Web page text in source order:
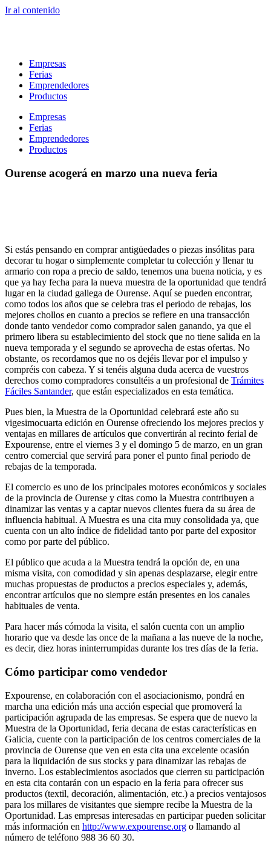
Ir al contenido
Empresas
Ferias
Emprendedores
Productos
Empresas
Ferias
Emprendedores
Productos
Ourense acogerá en marzo una nueva feria
Si estás pensando en comprar antigüedades o piezas insólitas para
decorar tu hogar o simplemente completar tu colección y llenar tu
armario con ropa a precio de saldo, tenemos una buena noticia, y es
que ya hay fecha para la nueva muestra de la oportunidad que tendrá
lugar en la ciudad gallega de Ourense. Aquí se pueden encontrar,
como todos los años que se celebra tras el periodo de rebajas, los
mejores chollos en cuanto a precios se refiere en una transacción
donde tanto vendedor como comprador salen ganando, ya que el
primero libera su establecimiento del stock que no tiene salida en la
nueva temporada y el segundo se aprovecha de estas ofertas. No
obstante, os recordamos que no os dejéis llevar por el impulso y
compréis con cabeza. Y si tenéis alguna duda acerca de vuestros
derechos como compradores consultéis a un profesional de Trámites
Fáciles Santander, que están especializados en esta temática.
Pues bien, la Muestra de la Oportunidad celebrará este año su
vigesimocuarta edición en Ourense ofreciendo los mejores precios y
ventajas en millares de artículos que convertirán al recinto ferial de
Expourense, entre el viernes 3 y el domingo 5 de marzo, en un gran
centro comercial que servirá para poner el punto final periodo de
rebajas de la temporada.
El comercio es uno de los principales motores económicos y sociales
de la provincia de Ourense y citas como la Muestra contribuyen a
dinamizar las ventas y a captar nuevos clientes fuera da su área de
influencia habitual. A Muestra es una cita muy consolidada ya, que
cuenta con un alto índice de fidelidad tanto por parte del expositor
como por parte del público.
El público que acuda a la Muestra tendrá la opción de, en una
misma visita, con comodidad y sin apenas desplazarse, elegir entre
muchas propuestas de productos a precios especiales y, además,
encontrar artículos que no siempre están presentes en los canales
habituales de venta.
Para hacer más cómoda la visita, el salón cuenta con un amplio
horario que va desde las once de la mañana a las nueve de la noche,
es decir, diez horas ininterrumpidas durante los tres días de la feria.
Cómo participar como vendedor
Expourense, en colaboración con el asociacionismo, pondrá en
marcha una edición más una acción especial que promoverá la
participación agrupada de las empresas. Se espera que de nuevo la
Muestra de la Oportunidad, feria decana de estas características en
Galicia, cuente con la participación de los centros comerciales de la
provincia de Ourense que ven en esta cita una excelente ocasión
para la liquidación de sus stocks y para dinamizar las rebajas de
inverno. Los establecimientos asociados que cierren su participación
en esta cita contarán con un espacio en la feria para ofrecer sus
productos (textil, decoración, alimentación, etc.) a precios ventajosos
para los millares de visitantes que siempre recibe la Muestra de la
Oportunidad. Las empresas interesadas en participar pueden solicitar
más información en http://www.expourense.org o llamando al
número de teléfono 988 36 60 30.